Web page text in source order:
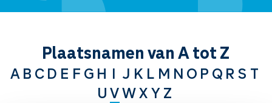
Plaatsnamen van A tot Z
AB CD E F G H I J K L M N O P Q RS T
U VWXY Z